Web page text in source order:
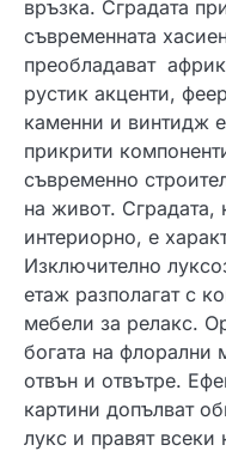
връзка. Сградата
съвременната
преобладават
рустик акценти,
каменни и винтидж
прикрити
съвременно
на живот. Сградата,
интериорно, е
Изключително
етаж разполагат с
мебели за релакс.
богата на флорални
отвън и отвътре.
картини допълват
лукс и правят всеки